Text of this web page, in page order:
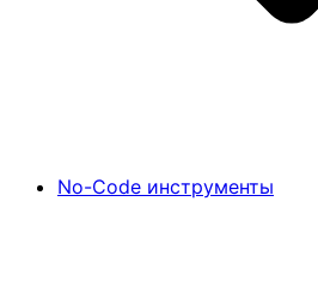
No-Code инструменты